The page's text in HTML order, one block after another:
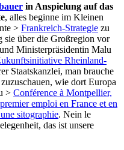
in Anspielung auf das
, alles beginne im Kleinen
> Frankreich-Strategie zu
sie über die Großregion vor
Ministerpräsidentin Malu
Rheinland-
Staatskanzlei, man brauche
wie dort Europa
> Conférence à Montpellier,
emploi en France et en
sitographie. Nein le
das ist unsere